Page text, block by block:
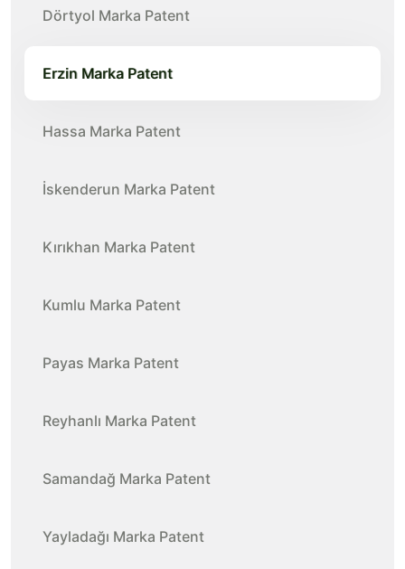
Dörtyol Marka Patent
Erzin Marka Patent
Hassa Marka Patent
İskenderun Marka Patent
Kırıkhan Marka Patent
Kumlu Marka Patent
Payas Marka Patent
Reyhanlı Marka Patent
Samandağ Marka Patent
Yayladağı Marka Patent